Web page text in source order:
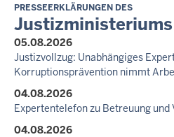
Newsletter Juli 2026
30.06.2026
288 Anwärterinnen und Anwärter
der Justizvollzugsschule NRW
30.06.2026
RechtSpecial - Schiedsleute
PRESSEERKLÄRUNGEN DES
Justizministeriums
05.08.2026
Justizvollzug: Unabhängiges
Korruptionsprävention nimmt
04.08.2026
Expertentelefon zu Betreuung
04.08.2026